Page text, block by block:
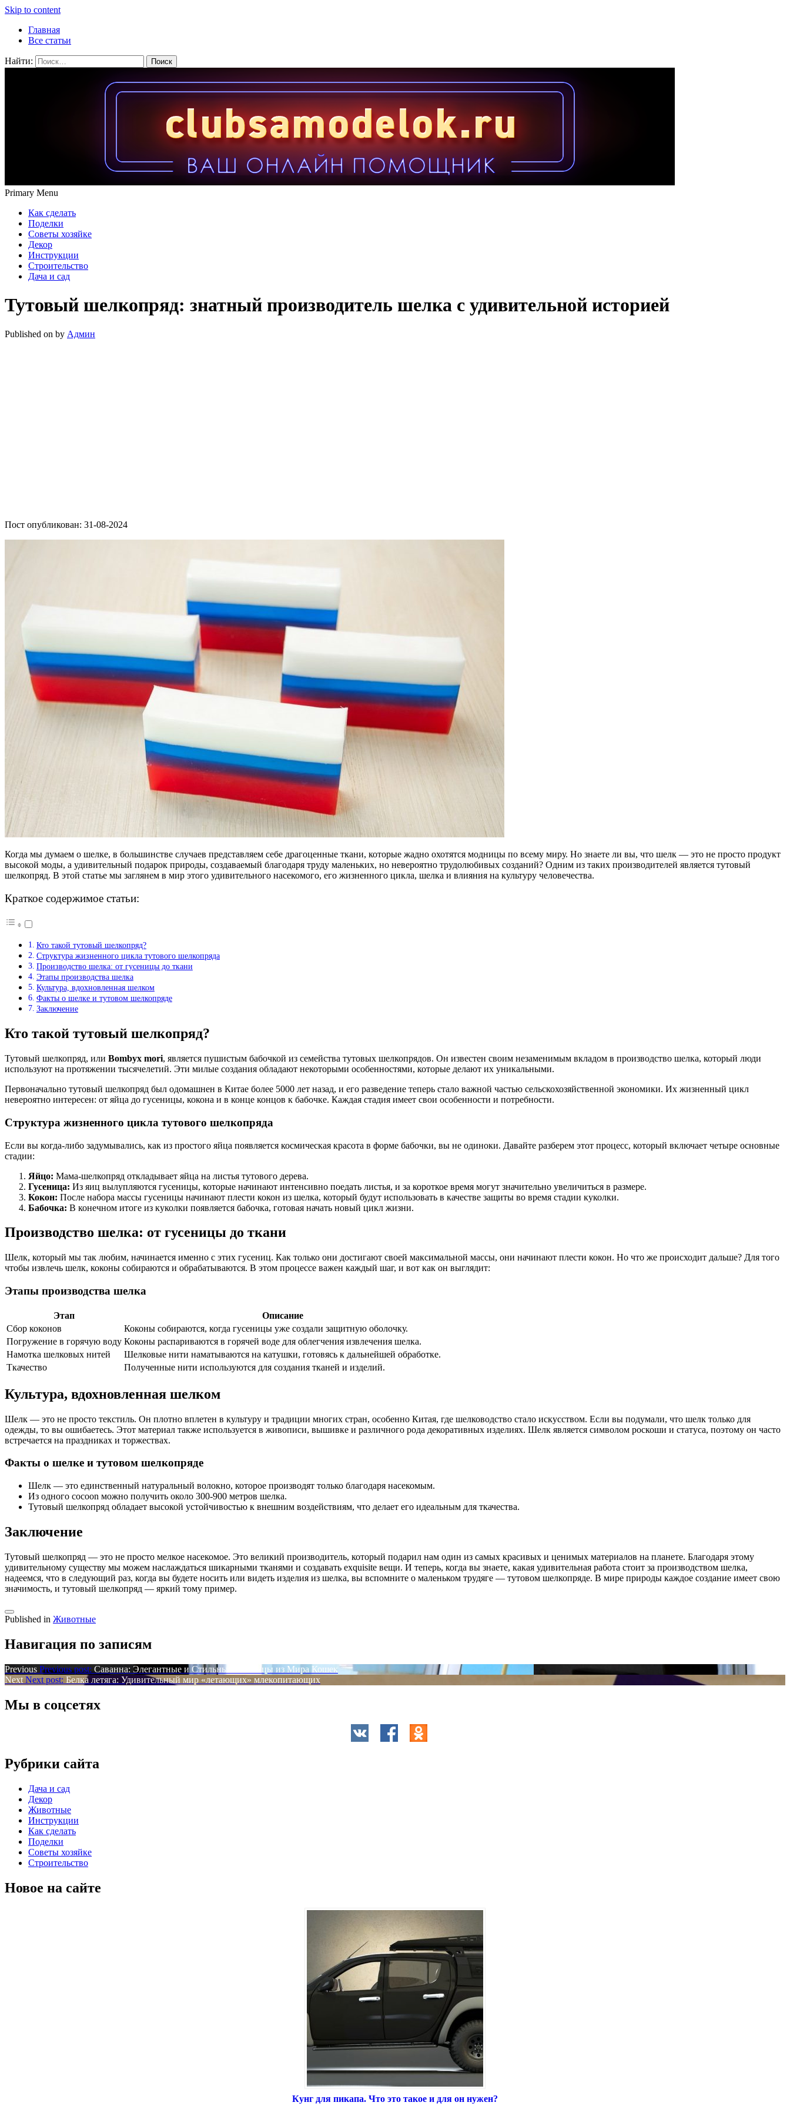
Skip to content
Главная
Все статьи
Найти:
Primary Menu
Как сделать
Поделки
Советы хозяйке
Декор
Инструкции
Строительство
Дача и сад
Тутовый шелкопряд: знатный производитель шелка с удивительной историей
Published on by Админ
Пост опубликован: 31-08-2024
Когда мы думаем о шелке, в большинстве случаев представляем себе драгоценные ткани, которые жадно охотятся модницы по всему миру. Но знаете ли вы, что шелк — это не просто продукт
высокой моды, а удивительный подарок природы, создаваемый благодаря труду маленьких, но невероятно трудолюбивых созданий? Одним из таких производителей является тутовый
шелкопряд. В этой статье мы заглянем в мир этого удивительного насекомого, его жизненного цикла, шелка и влияния на культуру человечества.
Краткое содержимое статьи:
Кто такой тутовый шелкопряд?
Структура жизненного цикла тутового шелкопряда
Производство шелка: от гусеницы до ткани
Этапы производства шелка
Культура, вдохновленная шелком
Факты о шелке и тутовом шелкопряде
Заключение
Кто такой тутовый шелкопряд?
Тутовый шелкопряд, или Bombyx mori, является пушистым бабочкой из семейства тутовых шелкопрядов. Он известен своим незаменимым вкладом в производство шелка, который люди
используют на протяжении тысячелетий. Эти милые создания обладают некоторыми особенностями, которые делают их уникальными.
Первоначально тутовый шелкопряд был одомашнен в Китае более 5000 лет назад, и его разведение теперь стало важной частью сельскохозяйственной экономики. Их жизненный цикл
невероятно интересен: от яйца до гусеницы, кокона и в конце концов к бабочке. Каждая стадия имеет свои особенности и потребности.
Структура жизненного цикла тутового шелкопряда
Если вы когда-либо задумывались, как из простого яйца появляется космическая красота в форме бабочки, вы не одиноки. Давайте разберем этот процесс, который включает четыре основные
стадии:
Яйцо: Мама-шелкопряд откладывает яйца на листья тутового дерева.
Гусеница: Из яиц вылупляются гусеницы, которые начинают интенсивно поедать листья, и за короткое время могут значительно увеличиться в размере.
Кокон: После набора массы гусеницы начинают плести кокон из шелка, который будут использовать в качестве защиты во время стадии куколки.
Бабочка: В конечном итоге из куколки появляется бабочка, готовая начать новый цикл жизни.
Производство шелка: от гусеницы до ткани
Шелк, который мы так любим, начинается именно с этих гусениц. Как только они достигают своей максимальной массы, они начинают плести кокон. Но что же происходит дальше? Для того
чтобы извлечь шелк, коконы собираются и обрабатываются. В этом процессе важен каждый шаг, и вот как он выглядит:
Этапы производства шелка
Этап
Описание
Сбор коконов
Коконы собираются, когда гусеницы уже создали защитную оболочку.
Погружение в горячую воду Коконы распариваются в горячей воде для облегчения извлечения шелка.
Намотка шелковых нитей
Шелковые нити наматываются на катушки, готовясь к дальнейшей обработке.
Ткачество
Полученные нити используются для создания тканей и изделий.
Культура, вдохновленная шелком
Шелк — это не просто текстиль. Он плотно вплетен в культуру и традиции многих стран, особенно Китая, где шелководство стало искусством. Если вы подумали, что шелк только для
одежды, то вы ошибаетесь. Этот материал также используется в живописи, вышивке и различного рода декоративных изделиях. Шелк является символом роскоши и статуса, поэтому он часто
встречается на праздниках и торжествах.
Факты о шелке и тутовом шелкопряде
Шелк — это единственный натуральный волокно, которое производят только благодаря насекомым.
Из одного cocoon можно получить около 300-900 метров шелка.
Тутовый шелкопряд обладает высокой устойчивостью к внешним воздействиям, что делает его идеальным для ткачества.
Заключение
Тутовый шелкопряд — это не просто мелкое насекомое. Это великий производитель, который подарил нам один из самых красивых и ценимых материалов на планете. Благодаря этому
удивительному существу мы можем наслаждаться шикарными тканями и создавать exquisite вещи. И теперь, когда вы знаете, какая удивительная работа стоит за производством шелка,
надеемся, что в следующий раз, когда вы будете носить или видеть изделия из шелка, вы вспомните о маленьком трудяге — тутовом шелкопряде. В мире природы каждое создание имеет свою
значимость, и тутовый шелкопряд — яркий тому пример.
Published in Животные
Навигация по записям
Previous Previous post: Саванна: Элегантные и Стильные Питомцы из Мира Кошек
Next Next post: Белка летяга: Удивительный мир «летающих» млекопитающих
Мы в соцсетях
Рубрики сайта
Дача и сад
Декор
Животные
Инструкции
Как сделать
Поделки
Советы хозяйке
Строительство
Новое на сайте
Кунг для пикапа. Что это такое и для он нужен?